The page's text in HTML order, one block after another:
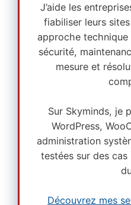
J’aide les
fiabiliser leurs
approche
sécurité,
mesure et
Sur Skyminds, je
WordPress,
administration
testées sur des
Découvrez mes